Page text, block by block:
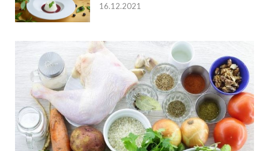
16.12.2021